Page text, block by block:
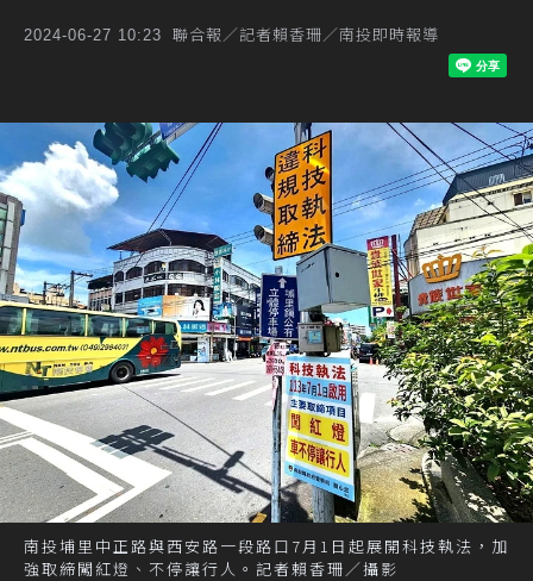
2024-06-27 10:23 聯合報／記者賴香珊／南投即時報導
南投埔里中正路與西安路一段路口7月1日起展開科技執法，加
強取締闖紅燈、不停讓行人。記者賴香珊／攝影